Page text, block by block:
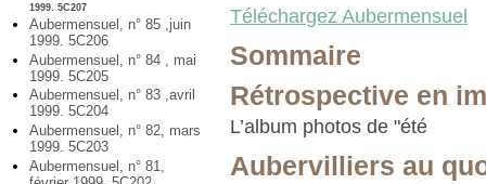
1999. 5C207
Aubermensuel, n° 85 ,juin
1999. 5C206
Aubermensuel, n° 84 , mai
1999. 5C205
Aubermensuel, n° 83 ,avril
1999. 5C204
Aubermensuel, n° 82, mars
1999. 5C203
Aubermensuel, n° 81,
Téléchargez Aubermensuel
Sommaire
Rétrospective en
L’album photos de "été
Aubervilliers au